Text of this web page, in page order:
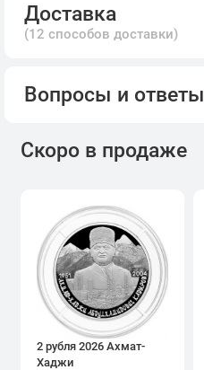
Доставка
(12 способов доставки)
Вопросы и ответы
Скоро в продаже
2 рубля 2026 Ахмат-
Хаджи